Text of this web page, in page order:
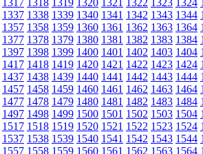
1317 1318 1319 1320 1321 1322 1323 1324
1337 1338 1339 1340 1341 1342 1343 1344
1357 1358 1359 1360 1361 1362 1363 1364
1377 1378 1379 1380 1381 1382 1383 1384
1397 1398 1399 1400 1401 1402 1403 1404
1417 1418 1419 1420 1421 1422 1423 1424
1437 1438 1439 1440 1441 1442 1443 1444
1457 1458 1459 1460 1461 1462 1463 1464
1477 1478 1479 1480 1481 1482 1483 1484
1497 1498 1499 1500 1501 1502 1503 1504
1517 1518 1519 1520 1521 1522 1523 1524
1537 1538 1539 1540 1541 1542 1543 1544
1557 1558 1559 1560 1561 1562 1563 1564